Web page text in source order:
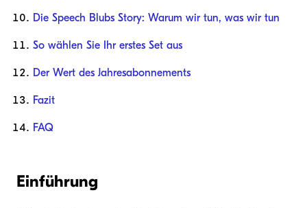
Die Speech Blubs Story: Warum wir tun, was wir tun
So wählen Sie Ihr erstes Set aus
Der Wert des Jahresabonnements
Fazit
FAQ
Einführung